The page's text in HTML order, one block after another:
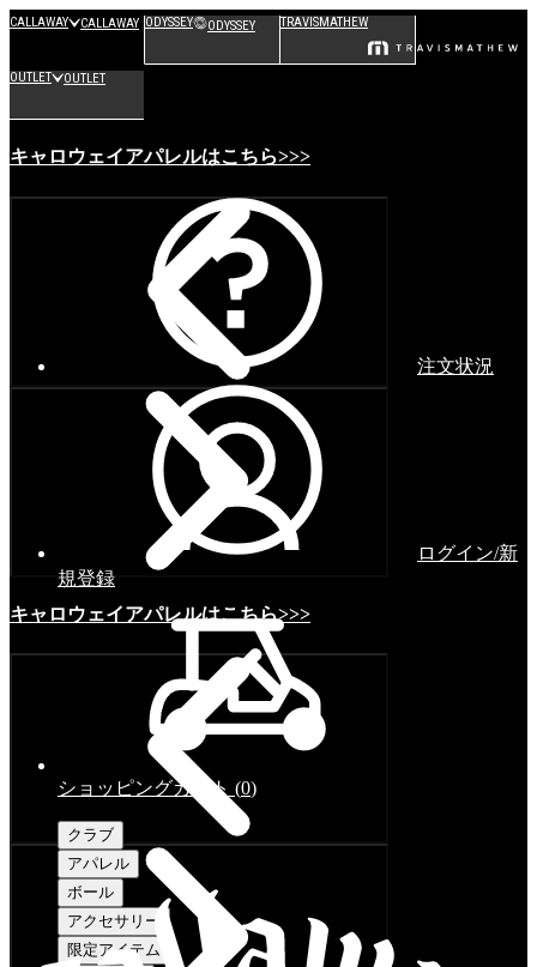
CALLAWAY CALLAWAY ODYSSEY ODYSSEY TRAVISMATHEW
OUTLET OUTLET
キャロウェイアパレルはこちら>>>
キャロウェイアパレルはこちら>>>
注文状況
ログイン/新
規登録
ショッピングカート (0)
クラブ
アパレル
ボール
アクセサリー
限定アイテム